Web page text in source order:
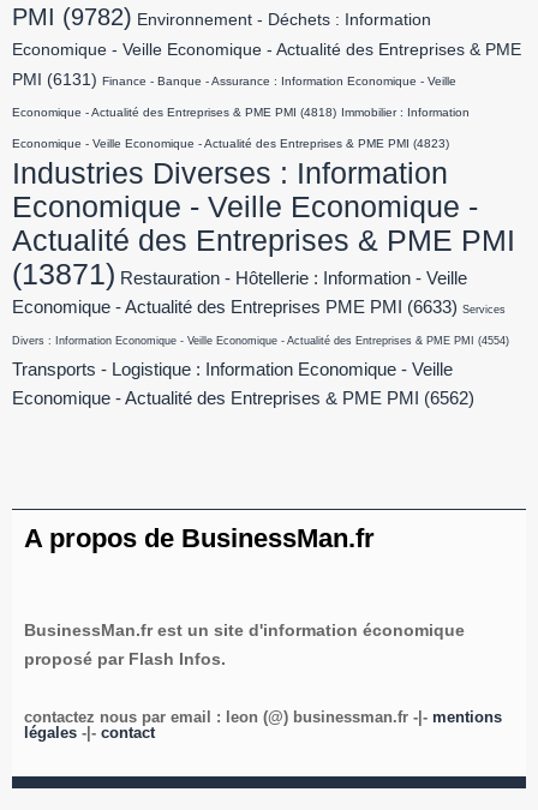
PMI (9782) Environnement - Déchets : Information
Economique - Veille Economique - Actualité des Entreprises & PME
PMI
(6131) Finance - Banque - Assurance : Information Economique - Veille
Economique - Actualité des Entreprises & PME PMI (4818) Immobilier : Information
Economique - Veille Economique - Actualité des Entreprises & PME PMI (4823)
Industries Diverses : Information
Economique - Veille Economique -
Actualité des Entreprises & PME PMI
(13871) Restauration - Hôtellerie : Information - Veille
Economique - Actualité des Entreprises PME PMI
(6633) Services
Divers : Information Economique - Veille Economique - Actualité des Entreprises & PME PMI (4554)
Transports - Logistique : Information Economique - Veille
Economique - Actualité des Entreprises & PME PMI
(6562)
A propos de BusinessMan.fr
BusinessMan.fr est un site d'information économique
proposé par Flash Infos.
contactez nous par email : leon (@) businessman.fr -|- mentions
légales -|- contact